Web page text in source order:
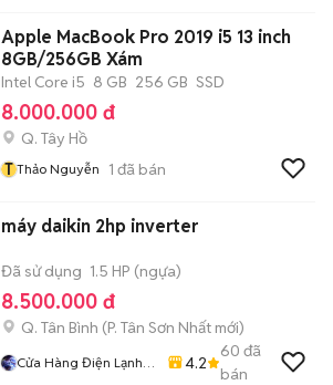
Apple MacBook Pro 2019 i5 13 inch
8GB/256GB Xám
Intel Core i5 8 GB 256 GB SSD
8.000.000 đ
Q. Tây Hồ
T Thảo Nguyễn 1 đã bán
máy daikin 2hp inverter
Đã sử dụng 1.5 HP (ngựa)
8.500.000 đ
Q. Tân Bình (P. Tân Sơn Nhất mới)
Cửa Hàng Điện Lạnh
4.2
60 đã
bán